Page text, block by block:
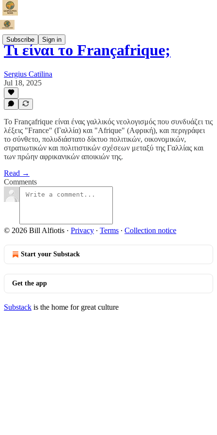
Subscribe Sign in
Τι είναι το Françafrique;
Sergius Catilina
Jul 18, 2025
Το Françafrique είναι ένας γαλλικός νεολογισμός που συνδυάζει τις
λέξεις "France" (Γαλλία) και "Afrique" (Αφρική), και περιγράφει
το σύνθετο, πολυδιάστατο δίκτυο πολιτικών, οικονομικών,
στρατιωτικών και πολιτιστικών σχέσεων μεταξύ της Γαλλίας και
των πρώην αφρικανικών αποικιών της.
Read →
Comments
© 2026 Bill Alfiotis · Privacy ∙ Terms ∙ Collection notice
Start your Substack
Get the app
Substack is the home for great culture